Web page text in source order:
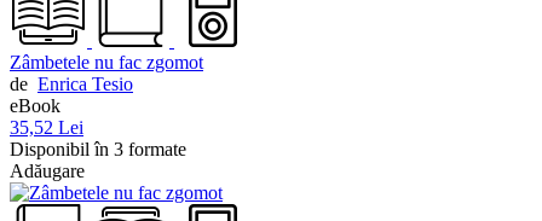
Zâmbetele nu fac zgomot
de Enrica Tesio
eBook
35,52 Lei
Disponibil în 3 formate
Adăugare